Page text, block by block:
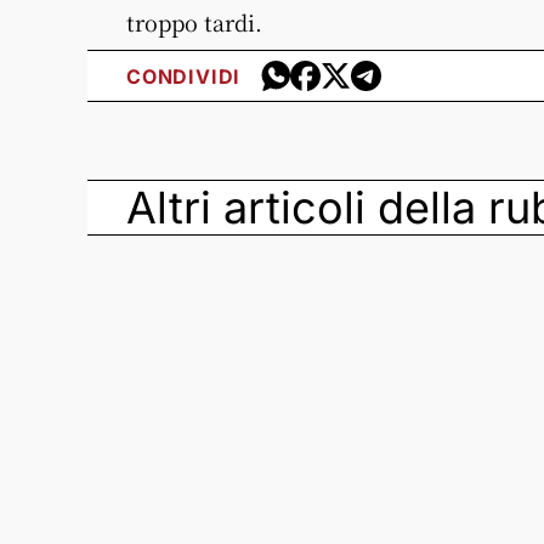
troppo tardi.
CONDIVIDI
Altri articoli della